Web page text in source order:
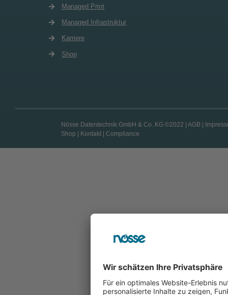
Managed Print
Managed Infrastruktur
Karriere
Shop
Nösse Datentechnik GmbH & Co. KG ©2022 | AGB
Shop
Kontakt Compliance